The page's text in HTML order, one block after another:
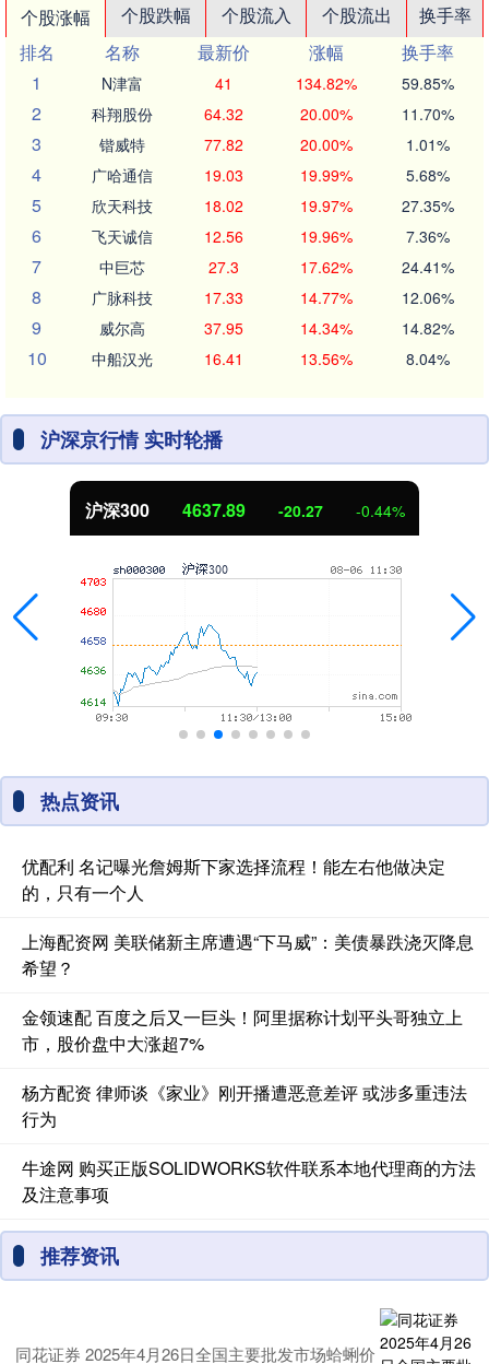
个股涨幅 个股跌幅 个股流入 个股流出
换手率
排名
名称 最新价 涨幅
换手率
1
N津富 41 134.82% 59.85%
2 科翔股份 64.32 20.00% 11.70%
3 锴威特 77.82 20.00% 1.01%
4 广哈通信 19.03 19.99% 5.68%
5 欣天科技 18.02 19.97% 27.35%
6 飞天诚信 12.56 19.96% 7.36%
7 中巨芯 27.3 17.62% 24.41%
8 广脉科技 17.33 14.77% 12.06%
9 威尔高 37.95 14.34% 14.82%
10 中船汉光 16.41 13.56% 8.04%
沪深京行情 实时轮播
沪深300 4637.89 -20.27 -0.44%
热点资讯
优配利 名记曝光詹姆斯下家选择流程！能左右他做决定
的，只有一个人
上海配资网 美联储新主席遭遇“下马威”：美债暴跌浇灭降息
希望？
金领速配 百度之后又一巨头！阿里据称计划平头哥独立上
市，股价盘中大涨超7%
杨方配资 律师谈《家业》刚开播遭恶意差评 或涉多重违法
行为
牛途网 购买正版SOLIDWORKS软件联系本地代理商的方法
及注意事项
推荐资讯
同花证券 2025年4月26日全国主要批发市场蛤蜊价